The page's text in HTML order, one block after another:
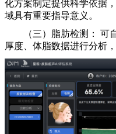
化方案制定提供科学依据
域具有重要指导意义。
（三）脂肪检测：
厚度、体脂数据进行分析